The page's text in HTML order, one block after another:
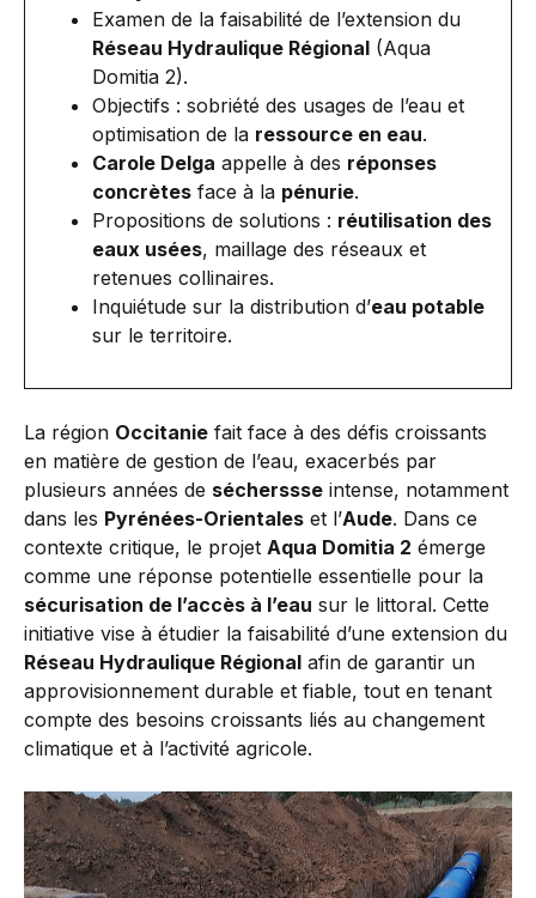
Examen de la faisabilité de l’extension du
Réseau Hydraulique Régional (Aqua
Domitia 2).
Objectifs : sobriété des usages de l’eau et
optimisation de la ressource en eau.
Carole Delga appelle à des réponses
concrètes face à la pénurie.
Propositions de solutions : réutilisation des
eaux usées, maillage des réseaux et
retenues collinaires.
Inquiétude sur la distribution d’eau potable
sur le territoire.
La région Occitanie fait face à des défis croissants
en matière de gestion de l’eau, exacerbés par
plusieurs années de sécherssse intense, notamment
dans les Pyrénées-Orientales et l’Aude. Dans ce
contexte critique, le projet Aqua Domitia 2 émerge
comme une réponse potentielle essentielle pour la
sécurisation de l’accès à l’eau sur le littoral. Cette
initiative vise à étudier la faisabilité d’une extension du
Réseau Hydraulique Régional afin de garantir un
approvisionnement durable et fiable, tout en tenant
compte des besoins croissants liés au changement
climatique et à l’activité agricole.